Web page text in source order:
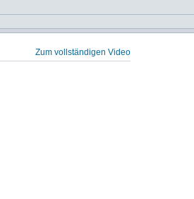
Zum vollständigen Video